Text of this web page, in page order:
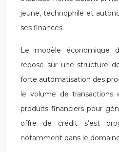
jeune, technophile et
ses finances.
Le modèle économique
repose sur une structure
forte automatisation des
le volume de
produits financiers pour
offre de crédit s’est
notamment dans le